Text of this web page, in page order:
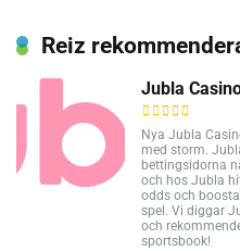
Reiz
Jubla
Nya Jubla
med storm.
bettingsidorna
och hos Jubla
odds och
spel. Vi diggar
och
sportsbook!